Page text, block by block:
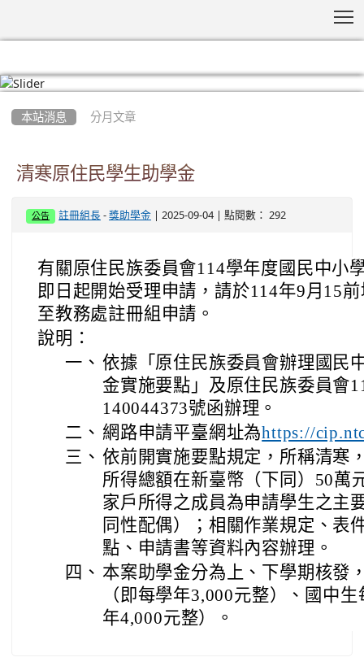
本站消息 分月文章
清寒原住民學生助學金
公告 註冊組長 -獎助學金 | 2025-09-04 | 點閱數： 292
有關原住民族委員會114學年度國民中小
即日起開始受理申請，請於114年9月15
至教務處註冊組申請。
說明：
一、 依據「原住民族委員會辦理國民
金實施要點」及原住民族委員會
140044373號函辦理。
二、 網路申請平臺網址為https://
三、 依前開實施要點規定，所稱清寒
所得總額在新臺幣（下同）50萬
家戶所得之成員為申請學生之主
同性配偶）；相關作業規定、表
點、申請書等資料內容辦理。
四、 本案助學金分為上、下學期核發
（即每學年3,000元整）、國中
年4,000元整）。